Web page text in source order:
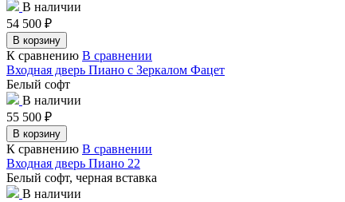
В наличии
54 500 ₽
В корзину
К сравнению В сравнении
Входная дверь Пиано с Зеркалом Фацет
Белый софт
В наличии
55 500 ₽
В корзину
К сравнению В сравнении
Входная дверь Пиано 22
Белый софт, черная вставка
В наличии